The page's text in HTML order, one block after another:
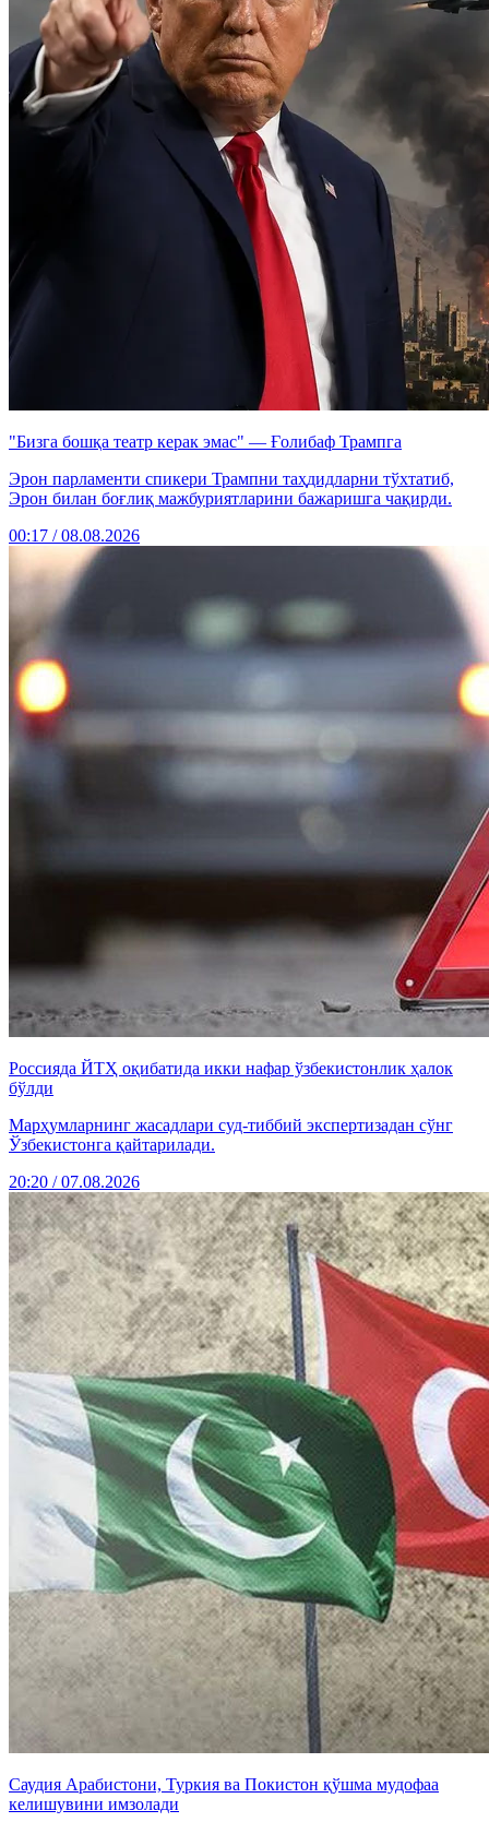
"Бизга бошқа театр керак эмас" — Ғолибаф Трампга
Эрон парламенти спикери Трампни таҳдидларни тўхтатиб,
Эрон билан боғлиқ мажбуриятларини бажаришга чақирди.
00:17 / 08.08.2026
Россияда ЙТҲ оқибатида икки нафар ўзбекистонлик ҳалок
бўлди
Марҳумларнинг жасадлари суд-тиббий экспертизадан сўнг
Ўзбекистонга қайтарилади.
20:20 / 07.08.2026
Саудия Арабистони, Туркия ва Покистон қўшма мудофаа
келишувини имзолади